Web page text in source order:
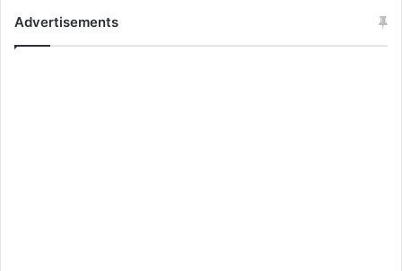
Advertisements